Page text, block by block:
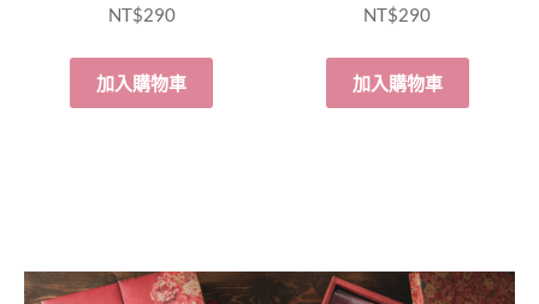
NT$290
加入購物車
NT$290
加入購物車